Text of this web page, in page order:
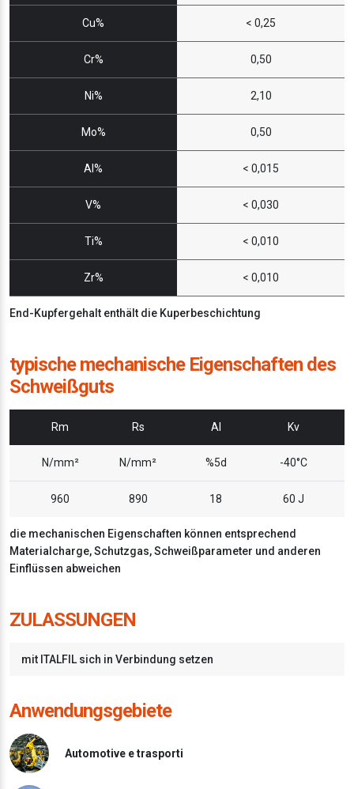
Cu%
Cr%
Ni%
Mo%
Al%
V%
Ti%
Zr%
< 0,25
0,50
2,10
0,50
< 0,015
< 0,030
< 0,010
< 0,010
End-Kupfergehalt enthält die Kuperbeschichtung
typische mechanische Eigenschaften des
Schweißguts
Rm Rs Al Kv
N/mm² N/mm² %5d -40°C
960 890 18 60 J
die mechanischen Eigenschaften können entsprechend
Materialcharge, Schutzgas, Schweißparameter und anderen
Einflüssen abweichen
ZULASSUNGEN
mit ITALFIL sich in Verbindung setzen
Anwendungsgebiete
Automotive e trasporti